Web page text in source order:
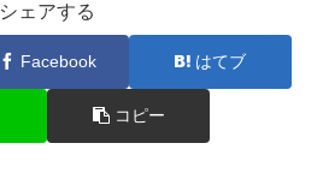
シェアする
Facebook はてブ
コピー